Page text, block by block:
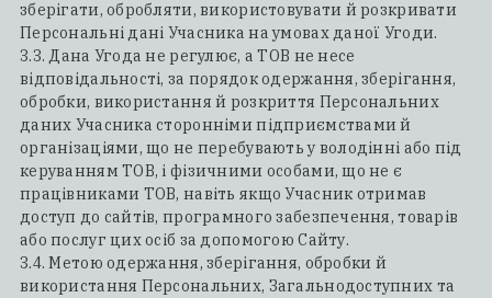
зберігати, обробляти, використовувати й розкривати
Персональні дані Учасника на умовах даної Угоди.
3.3. Дана Угода не регулює, а ТОВ не несе
відповідальності, за порядок одержання, зберігання,
обробки, використання й розкриття Персональних
даних Учасника сторонніми підприємствами й
організаціями, що не перебувають у володінні або під
керуванням ТОВ, і фізичними особами, що не є
працівниками ТОВ, навіть якщо Учасник отримав
доступ до сайтів, програмного забезпечення, товарів
або послуг цих осіб за допомогою Сайту.
3.4. Метою одержання, зберігання, обробки й
використання Персональних, Загальнодоступних та